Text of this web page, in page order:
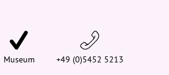
Museum +49 (0)5452 5213